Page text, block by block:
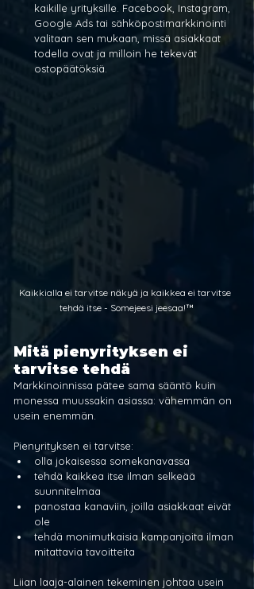
kaikille yrityksille. Facebook, Instagram,
Google Ads tai sähköpostimarkkinointi
valitaan sen mukaan, missä asiakkaat
todella ovat ja milloin he tekevät
ostopäätöksiä.
Kaikkialla ei tarvitse näkyä ja kaikkea ei tarvitse
tehdä itse - Somejeesi jeesaa!™
Mitä pienyrityksen ei
tarvitse tehdä
Markkinoinnissa pätee sama sääntö kuin
monessa muussakin asiassa: vähemmän on
usein enemmän.
Pienyrityksen ei tarvitse:
olla jokaisessa somekanavassa
tehdä kaikkea itse ilman selkeää
suunnitelmaa
panostaa kanaviin, joilla asiakkaat eivät
ole
tehdä monimutkaisia kampanjoita ilman
mitattavia tavoitteita
Liian laaja-alainen tekeminen johtaa usein